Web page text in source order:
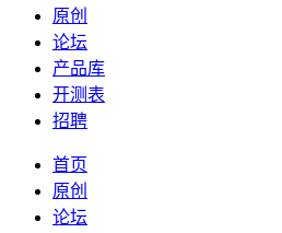
原创
论坛
产品库
开测表
招聘
首页
原创
论坛